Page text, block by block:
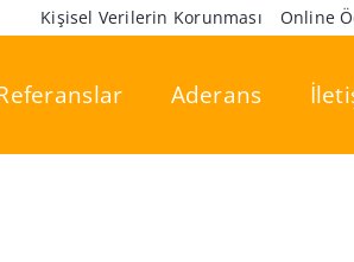
Kişisel Verilerin Korunması Online
Aderans